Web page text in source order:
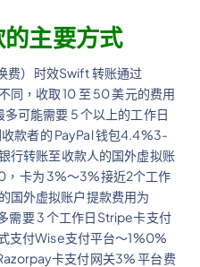
主要方式
费）时效Swift 转账通过
同，收取 10 至 50 美元的费用
可能需要 5 个以上的工作日
款者的 PayPal 钱包4.4%3-
行转账至收款人的国外虚拟账
，卡为 3%～3%接近2个工作
国外虚拟账户提款费用为
需要 3 个工作日Stripe卡支付
支付Wise支付平台～1%0%
卡支付网关3% 平台费